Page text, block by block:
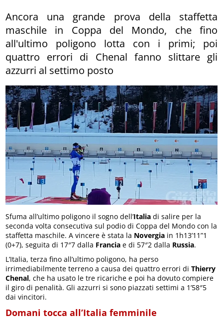
Ancora una grande prova della staffetta
maschile in Coppa del Mondo, che fino
all'ultimo poligono lotta con i primi; poi
quattro errori di Chenal fanno slittare gli
azzurri al settimo posto
Sfuma all’ultimo poligono il sogno dell’Italia di salire per la
seconda volta consecutiva sul podio di Coppa del Mondo con la
staffetta maschile. A vincere è stata la Novergia in 1h13’11”1
(0+7), seguita di 17″7 dalla Francia e di 57″2 dalla Russia.
L’Italia, terza fino all’ultimo poligono, ha perso
irrimediabilmente terreno a causa dei quattro errori diThierry
Chenal, che ha usato le tre ricariche e poi ha dovuto compiere
il giro di penalità. Gli azzurri si sono piazzati settimi a 1’58″5
dai vincitori.
Domani tocca all’Italia femminile